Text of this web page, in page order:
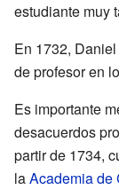
estudiante muy
En 1732,
de profesor en
Es importante
desacuerdos
partir de 1734,
laAcademia de